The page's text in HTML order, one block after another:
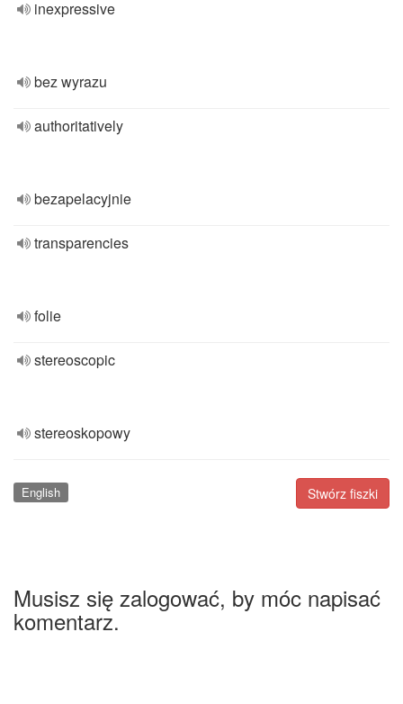
inexpressive
bez wyrazu
authoritatively
bezapelacyjnie
transparencies
folie
stereoscopic
stereoskopowy
Stwórz fiszki
English
Musisz się zalogować, by móc napisać
komentarz.